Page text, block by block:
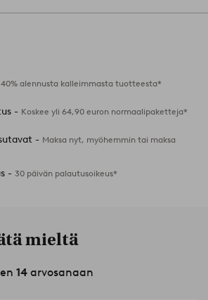
40% alennusta kalleimmasta tuotteesta*
- Koskee yli 64,90 euron normaalipaketteja*
- Maksa nyt, myöhemmin tai maksa
- 30 päivän palautusoikeus*
mieltä
14 arvosanaan